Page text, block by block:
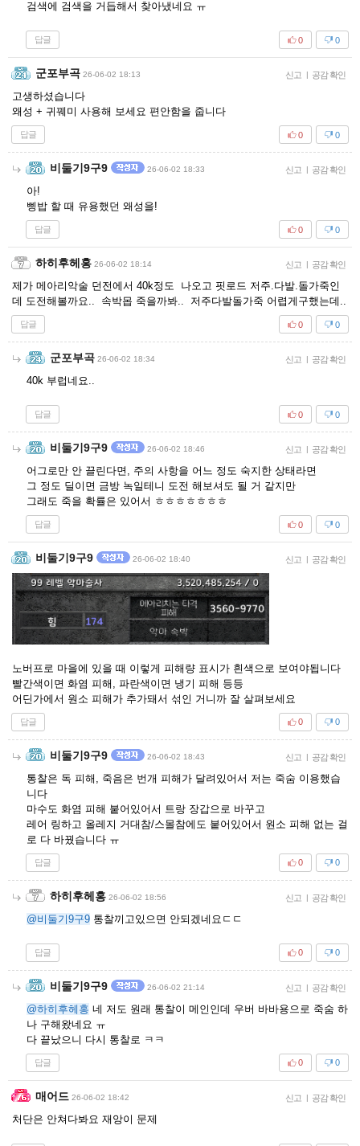
검색에 검색을 거듭해서 찾아냈네요 ㅠ
답글 0
0
군포부곡 26-06-02 18:13 신고 | 공감 확인
고생하셨습니다
왜성 + 귀꿰미 사용해 보세요 편안함을 줍니다
답글 0
0
비둘기9구9 26-06-02 18:33 신고 | 공감 확인
아!
삥밥 할 때 유용했던 왜성을!
답글 0
0
하히후헤홍 26-06-02 18:14 신고 | 공감 확인
제가 메아리악술 던전에서 40k정도 나오고 핏로드 저주.다발.돌가죽인
데 도전해볼까요.. 속박몹 죽을까봐.. 저주다발돌가죽 어렵게구했는데..
답글 0
0
군포부곡 26-06-02 18:34 신고 | 공감 확인
40k 부럽네요..
답글 0
0
비둘기9구9 26-06-02 18:46 신고 | 공감 확인
어그로만 안 끌린다면, 주의 사항을 어느 정도 숙지한 상태라면
그 정도 딜이면 금방 녹일테니 도전 해보셔도 될 거 같지만
그래도 죽을 확률은 있어서 ㅎㅎㅎㅎㅎㅎㅎ
답글 0
0
비둘기9구9 26-06-02 18:40 신고 | 공감 확인
노버프로 마을에 있을 때 이렇게 피해량 표시가 흰색으로 보여야됩니다
빨간색이면 화염 피해, 파란색이면 냉기 피해 등등
어딘가에서 원소 피해가 추가돼서 섞인 거니까 잘 살펴보세요
답글 0
0
비둘기9구9 26-06-02 18:43 신고 | 공감 확인
통찰은 독 피해, 죽음은 번개 피해가 달려있어서 저는 죽숨 이용했습
니다
마수도 화염 피해 붙어있어서 트랑 장갑으로 바꾸고
레어 링하고 올레지 거대참/스몰참에도 붙어있어서 원소 피해 없는 걸
로 다 바꿨습니다 ㅠ
답글 0
0
하히후헤홍 26-06-02 18:56 신고 | 공감 확인
@비둘기9구9 통찰끼고있으면 안되겠네요ㄷㄷ
답글 0
0
비둘기9구9 26-06-02 21:14 신고 | 공감 확인
@하히후헤홍 네 저도 원래 통찰이 메인인데 우버 바바용으로 죽숨 하
나 구해왔네요 ㅠ
다 끝났으니 다시 통찰로 ㅋㅋ
답글 0
0
매어드 26-06-02 18:42 신고 | 공감 확인
처단은 안쳐다봐요 재앙이 문제